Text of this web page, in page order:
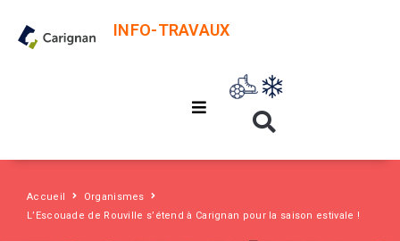
INFO-TRAVAUX
Accueil
Organismes
L’Escouade de Rouville s’étend à Carignan pour la saison estivale !